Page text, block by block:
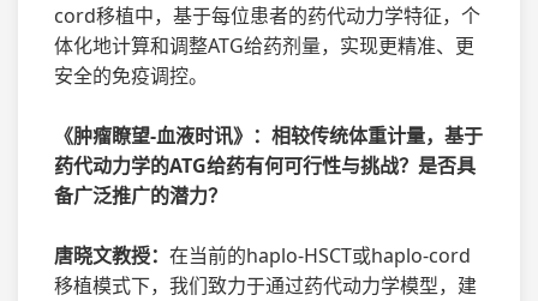
cord移植中，基于每位患者的药代动力学特征，个
体化地计算和调整ATG给药剂量，实现更精准、更
安全的免疫调控。
《肿瘤瞭望-血液时讯》：相较传统体重计量，基于
药代动力学的ATG给药有何可行性与挑战？是否具
备广泛推广的潜力？
唐晓文教授： 在当前的haplo-HSCT或haplo-cord
移植模式下，我们致力于通过药代动力学模型，建